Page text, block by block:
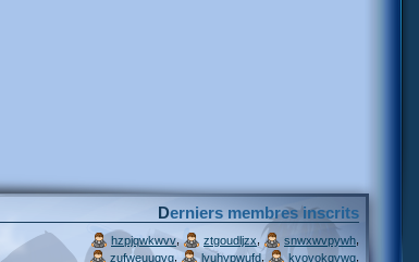
Derniers membres inscrits
hzpjqwkwvv, ztgoudljzx , snwxwvpywh
zufweuuqvg
lyuhypwufd , kvovokqvwq